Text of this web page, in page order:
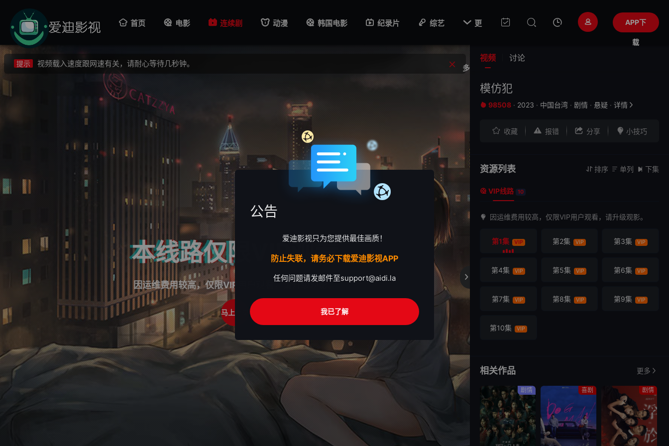
首页 电影 连续剧 动漫 韩国电影 纪录片 综艺  更
多
APP下
载

提示 不要轻易相信视频中的广告，谨防上当受骗!
提示 如果无法播放请重新刷新页面，或者切换线路。
提示 视频载入速度跟网速有关，请耐心等待几秒钟。
不要轻易相信视频中的广告，谨防上当受骗!
本线路仅限VIP观看
因运维费用较高，仅限VIP用户观看，请升级观影。
马上登录
视频 讨论
模仿犯
 98508 · 2023 · 中国台湾 · 剧情 · 悬疑 · 详情 
 收藏  报错  分享  小技巧
资源列表  排序  单列  下集
 VIP线路 10
因运维费用较高，仅限VIP用户观看，请升级观影。
第1集 VIP 第2集 VIP 第3集 VIP
第4集 VIP 第5集 VIP 第6集 VIP
第7集 VIP 第8集 VIP 第9集 VIP
第10集 VIP
相关作品 更多
剧情 喜剧 剧情
公告
爱迪影视只为您提供最佳画质！
防止失联，请务必下载爱迪影视APP
任何问题请发邮件至support@aidi.la
我已了解